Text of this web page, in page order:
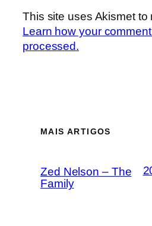
This site uses Akismet to
Learn how your
processed.
MAIS ARTIGOS
Zed Nelson – The
Family